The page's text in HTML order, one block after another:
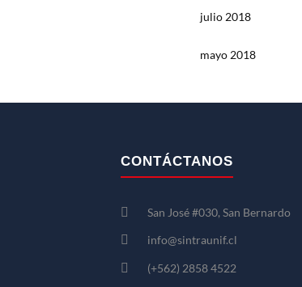
julio 2018
mayo 2018
CONTÁCTANOS
San José #030, San Bernardo
info@sintraunif.cl
(+562) 2858 4522